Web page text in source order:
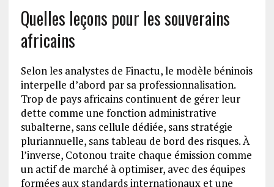
Quelles leçons pour les souverains
africains
Selon les analystes de Finactu, le modèle béninois
interpelle d’abord par sa professionnalisation.
Trop de pays africains continuent de gérer leur
dette comme une fonction administrative
subalterne, sans cellule dédiée, sans stratégie
pluriannuelle, sans tableau de bord des risques. À
l’inverse, Cotonou traite chaque émission comme
un actif de marché à optimiser, avec des équipes
formées aux standards internationaux et une